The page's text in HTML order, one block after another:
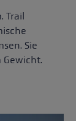
Trail
Sie